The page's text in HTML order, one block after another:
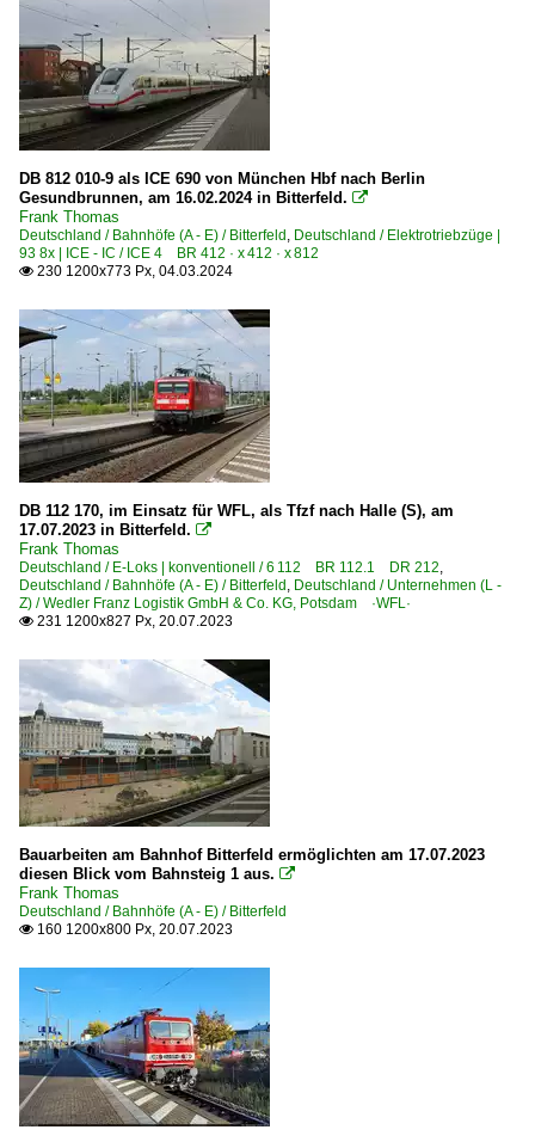
1 273 BR 273 ·MaK G 2000 BB·
1 275 BR 275 ·G 1206·
1 285 BR 285 ·Traxx DE·
1 293 BR 293 DR V 100
Dieselloks | bis 100 km/h | 98 80
0 212 BR 212.9 V 100 PA ·MaK G 1300 BB·
0 275 BR 275 ·MaK G 1206 BB·
3 290 BR 290 DB V 90
3 293 BR 293 DR 111 DR V 100
3 294 BR 294.5 remotorisiert ·MaK V 90·
3 295 BR 295 funkferngesteuerte BR 291 ·MaK V 90·
3 345 · 3 346 BR 345 · BR 346 DR 105 · DR 106 DR V 60
Dieselloks | Kleinloks
3 310 BR 310 · DR 100 ·Kb, Köf Lg II·
3 312 BR 312 · DR 102.0 LKM V 22 B, V 23
0 620 BR 620 ·Coradia Lint 81·
0 628 BR 628 · 928 · BR 629
0 642 BR 642 ·Desiro· Private
0 643 BR 643 ·Talent· Private
0 646 BR 646 · 946 ·GTW 2/6· Private
0 650 BR 650 ·RS1· Private
E-Loks | Altbau
E-Loks | Drehstrom | 91 80
6 101 BR 101
6 101 BR 101 Lokportraits
6 101 BR 101 Werbeloks
DB 812 010-9 als ICE 690 von München Hbf nach Berlin
Gesundbrunnen, am 16.02.2024 in Bitterfeld. 
Frank Thomas
Deutschland / Bahnhöfe (A - E) / Bitterfeld , Deutschland / Elektrotriebzüge |
93 8x | ICE - IC / ICE 4 BR 412 · x 412 · x 812
 230 1200x773 Px, 04.03.2024
DB 112 170, im Einsatz für WFL, als Tfzf nach Halle (S), am
17.07.2023 in Bitterfeld. 
Frank Thomas
Deutschland / E-Loks | konventionell / 6 112 BR 112.1 DR 212,
Deutschland / Bahnhöfe (A - E) / Bitterfeld , Deutschland / Unternehmen (L -
Z) / Wedler Franz Logistik GmbH & Co. KG, Potsdam ·WFL·
 231 1200x827 Px, 20.07.2023
Bauarbeiten am Bahnhof Bitterfeld ermöglichten am 17.07.2023
diesen Blick vom Bahnsteig 1 aus. 
Frank Thomas
Deutschland / Bahnhöfe (A - E) / Bitterfeld
 160 1200x800 Px, 20.07.2023